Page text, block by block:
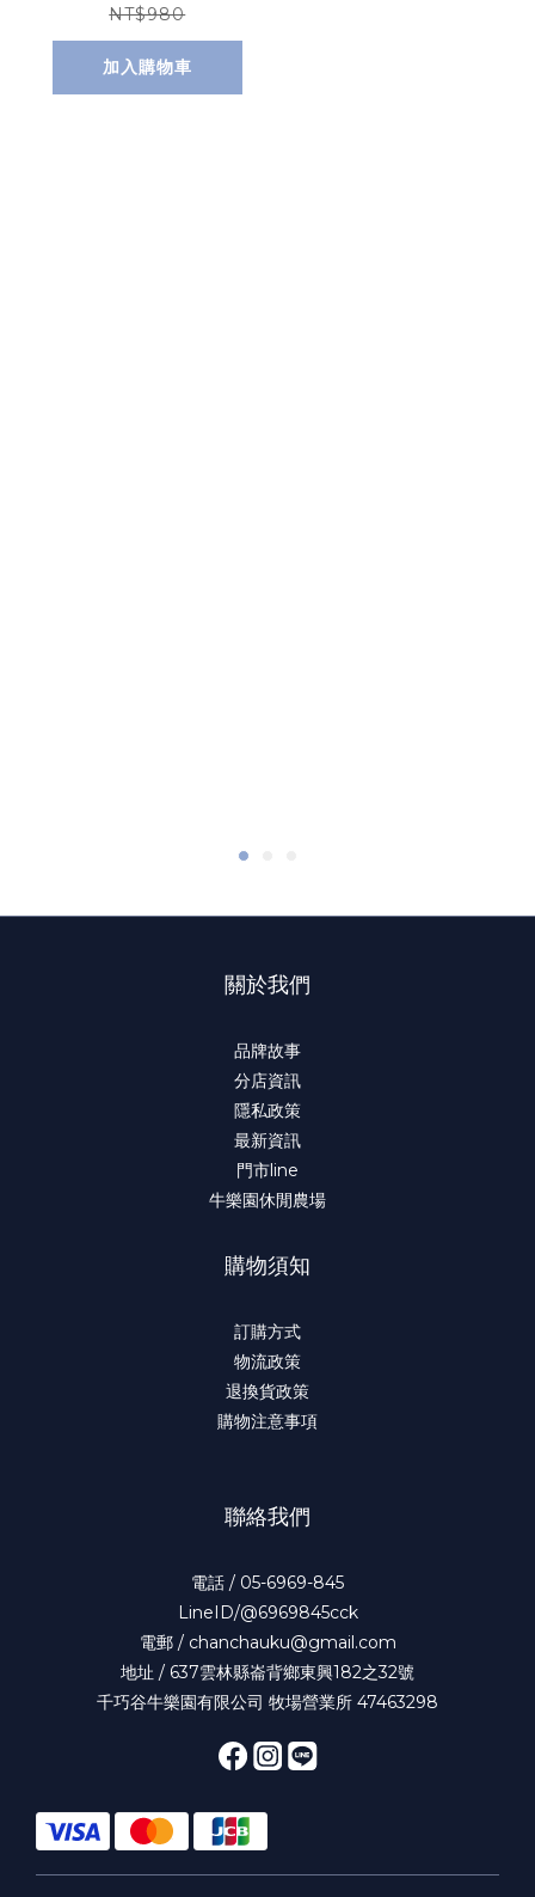
NT$980
加入購物車
關於我們
品牌故事
分店資訊
隱私政策
最新資訊
門市line
牛樂園休閒農場
購物須知
訂購方式
物流政策
退換貨政策
購物注意事項
聯絡我們
電話 / 05-6969-845
LineID/@6969845cck
電郵 / chanchauku@gmail.com
地址 / 637雲林縣崙背鄉東興182之32號
千巧谷牛樂園有限公司 牧場營業所 47463298